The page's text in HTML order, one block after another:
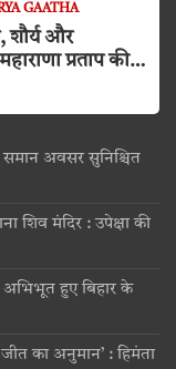
GAATHA
शौर्य और
प्रताप की
अवसर सुनिश्चित
शिव मंदिर : उपेक्षा की
हुए बिहार के
का अनुमान’ : हिमंता